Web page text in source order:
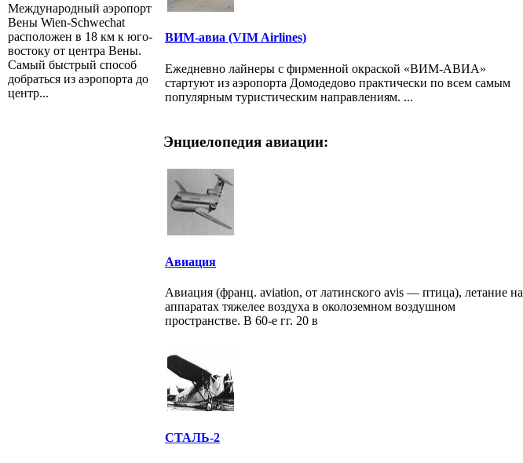
Международный аэропорт
Вены Wien-Schwechat
расположен в 18 км к юго-
востоку от центра Вены.
Самый быстрый способ
добраться из аэропорта до
центр...
ВИМ-авиа (VIM Airlines)
Ежедневно лайнеры с фирменной окраской «ВИМ-АВИА»
стартуют из аэропорта Домодедово практически по всем самым
популярным туристическим направлениям. ...
Энциелопедия авиации:
Авиация
Авиация (франц. aviation, от латинского avis — птица), летание на
аппаратах тяжелее воздуха в околоземном воздушном
пространстве. В 60-е гг. 20 в
СТАЛЬ-2